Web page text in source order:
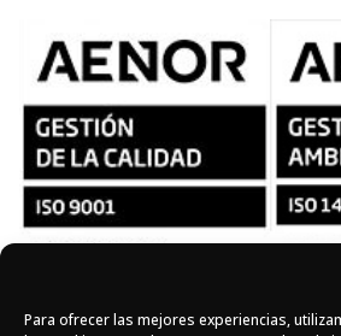
Para ofrecer las mejores experiencias,